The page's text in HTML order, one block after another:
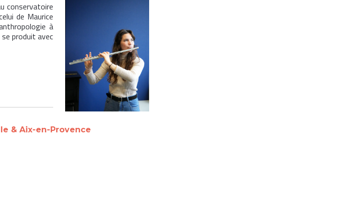
conservatoire
de Maurice
à
se produit avec
& Aix-en-Provence